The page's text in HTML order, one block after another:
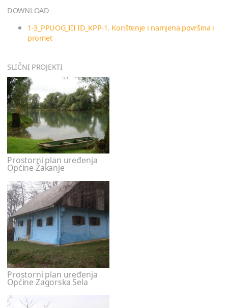
DOWNLOAD
1-3_PPUOG_III ID_KPP-1. Korištenje i namjena površina i
promet
SLIČNI PROJEKTI
Prostorni plan uređenja
Općine Žakanje
Prostorni plan uređenja
Općine Zagorska Sela